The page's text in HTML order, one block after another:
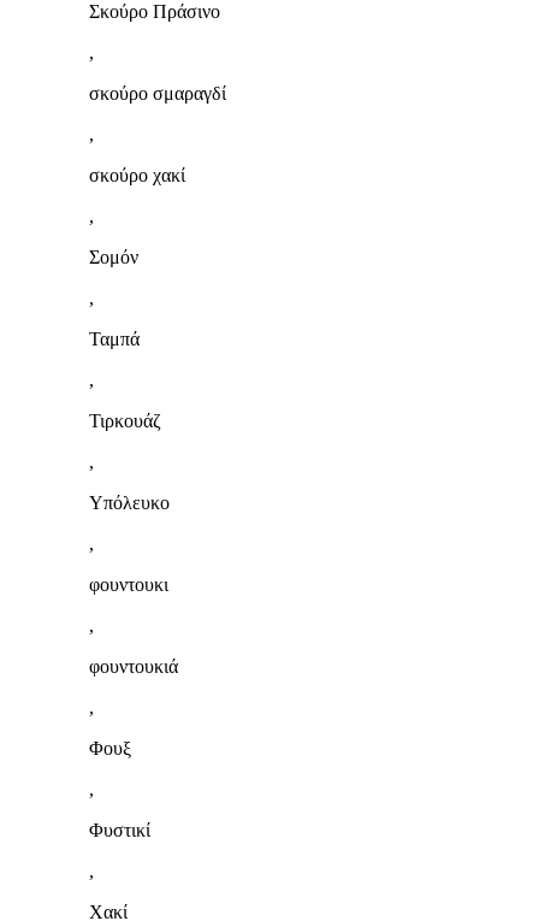
Σκούρο Πράσινο
,
σκούρο σμαραγδί
,
σκούρο χακί
,
Σομόν
,
Ταμπά
,
Τιρκουάζ
,
Υπόλευκο
,
φουντουκι
,
φουντουκιά
,
Φουξ
,
Φυστικί
,
Χακί